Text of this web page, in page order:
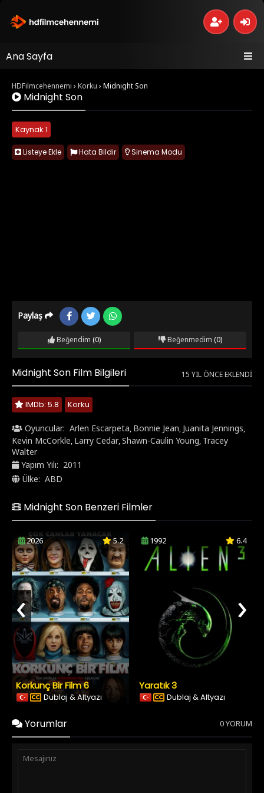
Ana Sayfa
HDFilmcehennemi › Korku › Midnight Son
Midnight Son
Kaynak 1
Listeye Ekle Hata Bildir Sinema Modu
Paylaş
Beğendim (0) Beğenmedim (0)
Midnight Son Film Bilgileri 15 YIL ÖNCE EKLENDI
IMDb: 5.8 Korku
Oyuncular: Arlen Escarpeta, Bonnie Jean, Juanita Jennings,
Kevin McCorkle, Larry Cedar,Shawn-Caulin Young, Tracey
Walter
Yapım Yılı: 2011
Ülke: ABD
Midnight Son Benzeri Filmler
2026 5.2
Korkunç Bir Film 6
Dublaj & Altyazı
1992 6.4
Yaratık 3
Dublaj & Altyazı
‹ ›
Yorumlar 0 YORUM